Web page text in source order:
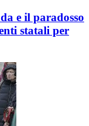
e il paradosso
statali per